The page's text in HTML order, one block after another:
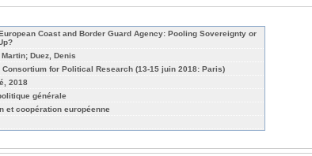
Coast and Border Guard Agency: Pooling Sovereignty or
Duez, Denis
Consortium for Political Research (13-15 juin 2018: Paris)
2018
générale
et coopération européenne